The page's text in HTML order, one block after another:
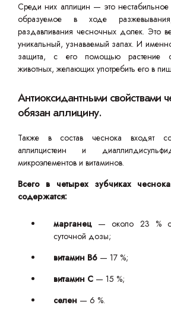
Среди них аллицин — это
образуемое в ходе
раздавливания чесночных долек. Это
уникальный, узнаваемый запах. И
защита, с его помощью растение
животных, желающих употребить его в
Антиоксидантными свойствами
обязан аллицину.
Также в состав чеснока входят
аллилцистеин и
микроэлементов и витаминов.
Всего в четырех зубчиках
содержатся:
марганец — около 23 %
суточной дозы;
витамин В6 — 17 %;
витамин С — 15 %;
селен — 6 %.